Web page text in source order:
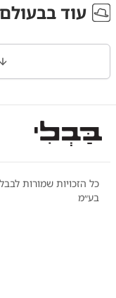
עוד בבעולם
כל הזכויות שמורות
בע״מ